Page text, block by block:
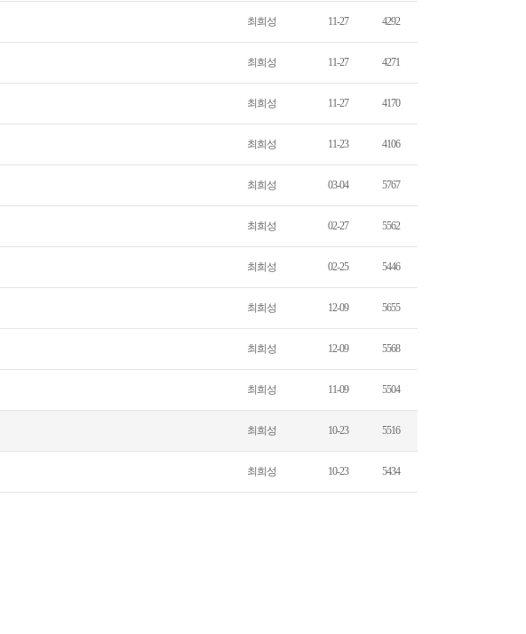
최희성 11-27 4292
최희성 11-27 4271
최희성 11-27 4170
최희성 11-23 4106
최희성 03-04 5767
최희성 02-27 5562
최희성 02-25 5446
최희성 12-09 5655
최희성 12-09 5568
최희성 11-09 5504
최희성 10-23 5516
최희성 10-23 5434